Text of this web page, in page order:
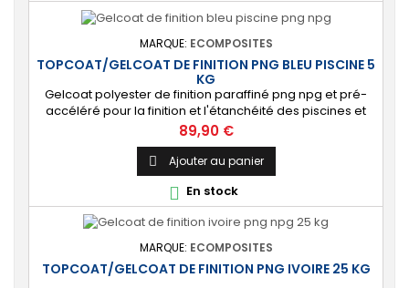
MARQUE: ECOMPOSITES
TOPCOAT/GELCOAT DE FINITION PNG BLEU PISCINE 5
KG
Gelcoat polyester de finition paraffiné png npg et pré-
accéléré pour la finition et l'étanchéité des piscines et
bassins. [Finition] : Fournit une couche extérieure lisse
brillante qualité immersion. [Étanche] : Étanchéifie votre
stratification résine et fibre de verre. Livré avec son
catalyseur PMEC 10 cl
Prix
89,90 €
 Ajouter au panier
 En stock
MARQUE: ECOMPOSITES
TOPCOAT/GELCOAT DE FINITION PNG IVOIRE 25 KG